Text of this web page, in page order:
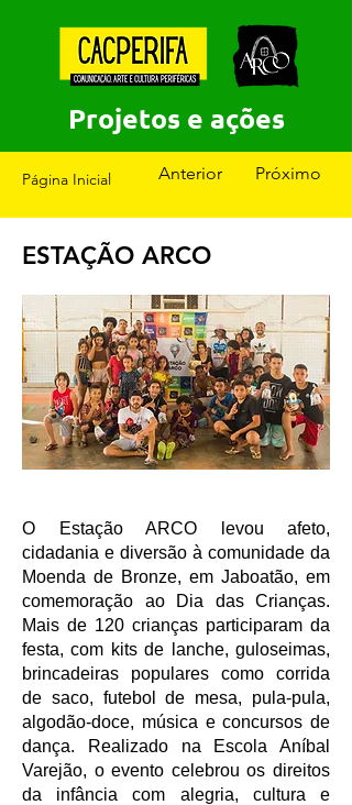
Projetos e ações
Página Inicial Anterior Próximo
ESTAÇÃO ARCO
O Estação ARCO levou afeto,
cidadania e diversão à comunidade da
Moenda de Bronze, em Jaboatão, em
comemoração ao Dia das Crianças.
Mais de 120 crianças participaram da
festa, com kits de lanche, guloseimas,
brincadeiras populares como corrida
de saco, futebol de mesa, pula-pula,
algodão-doce, música e concursos de
dança. Realizado na Escola Aníbal
Varejão, o evento celebrou os direitos
da infância com alegria, cultura e